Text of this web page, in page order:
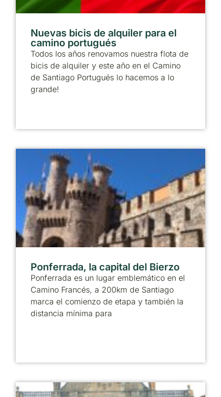
Nuevas bicis de alquiler para el
camino portugués
Todos los años renovamos nuestra flota de
bicis de alquiler y este año en el Camino
de Santiago Portugués lo hacemos a lo
grande!
Ponferrada, la capital del Bierzo
Ponferrada es un lugar emblemático en el
Camino Francés, a 200km de Santiago
marca el comienzo de etapa y también la
distancia mínima para